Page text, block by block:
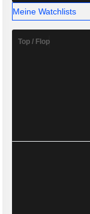
Meine Watchlists
Top / Flop